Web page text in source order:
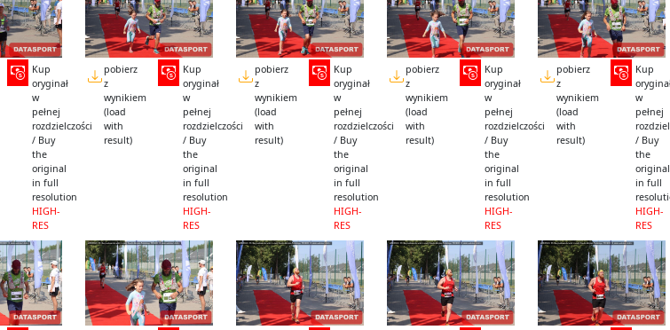
Kup
oryginał
w
pełnej
rozdzielczości
/ Buy
the
original
in full
resolution
HIGH-
RES
pobierz
z
wynikiem
(load
with
result)
Kup
oryginał
w
pełnej
rozdzielczości
/ Buy
the
original
in full
resolution
HIGH-
RES
pobierz
z
wynikiem
(load
with
result)
Kup
oryginał
w
pełnej
rozdzielczości
/ Buy
the
original
in full
resolution
HIGH-
RES
pobierz
z
wynikiem
(load
with
result)
Kup
oryginał
w
pełnej
rozdzielczości
/ Buy
the
original
in full
resolution
HIGH-
RES
pobierz
z
wynikiem
(load
with
result)
Kup
w
pełnej
/ Buy
the
original
in full
HIGH-
RES